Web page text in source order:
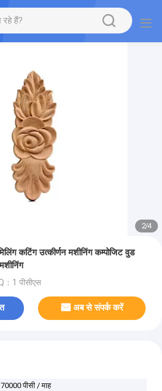
2/4
कटिंग उत्कीर्णन मशीनिंग कम्पोजिट वुड
：1 पीसीएस
अब से संपर्क करें
70000 पीसी / माह